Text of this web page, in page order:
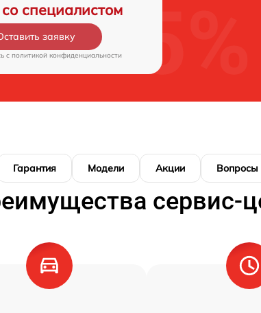
специалистом
заявку
c политикой конфиденциальности
Гарантия Модели Акции Вопросы
сервис-